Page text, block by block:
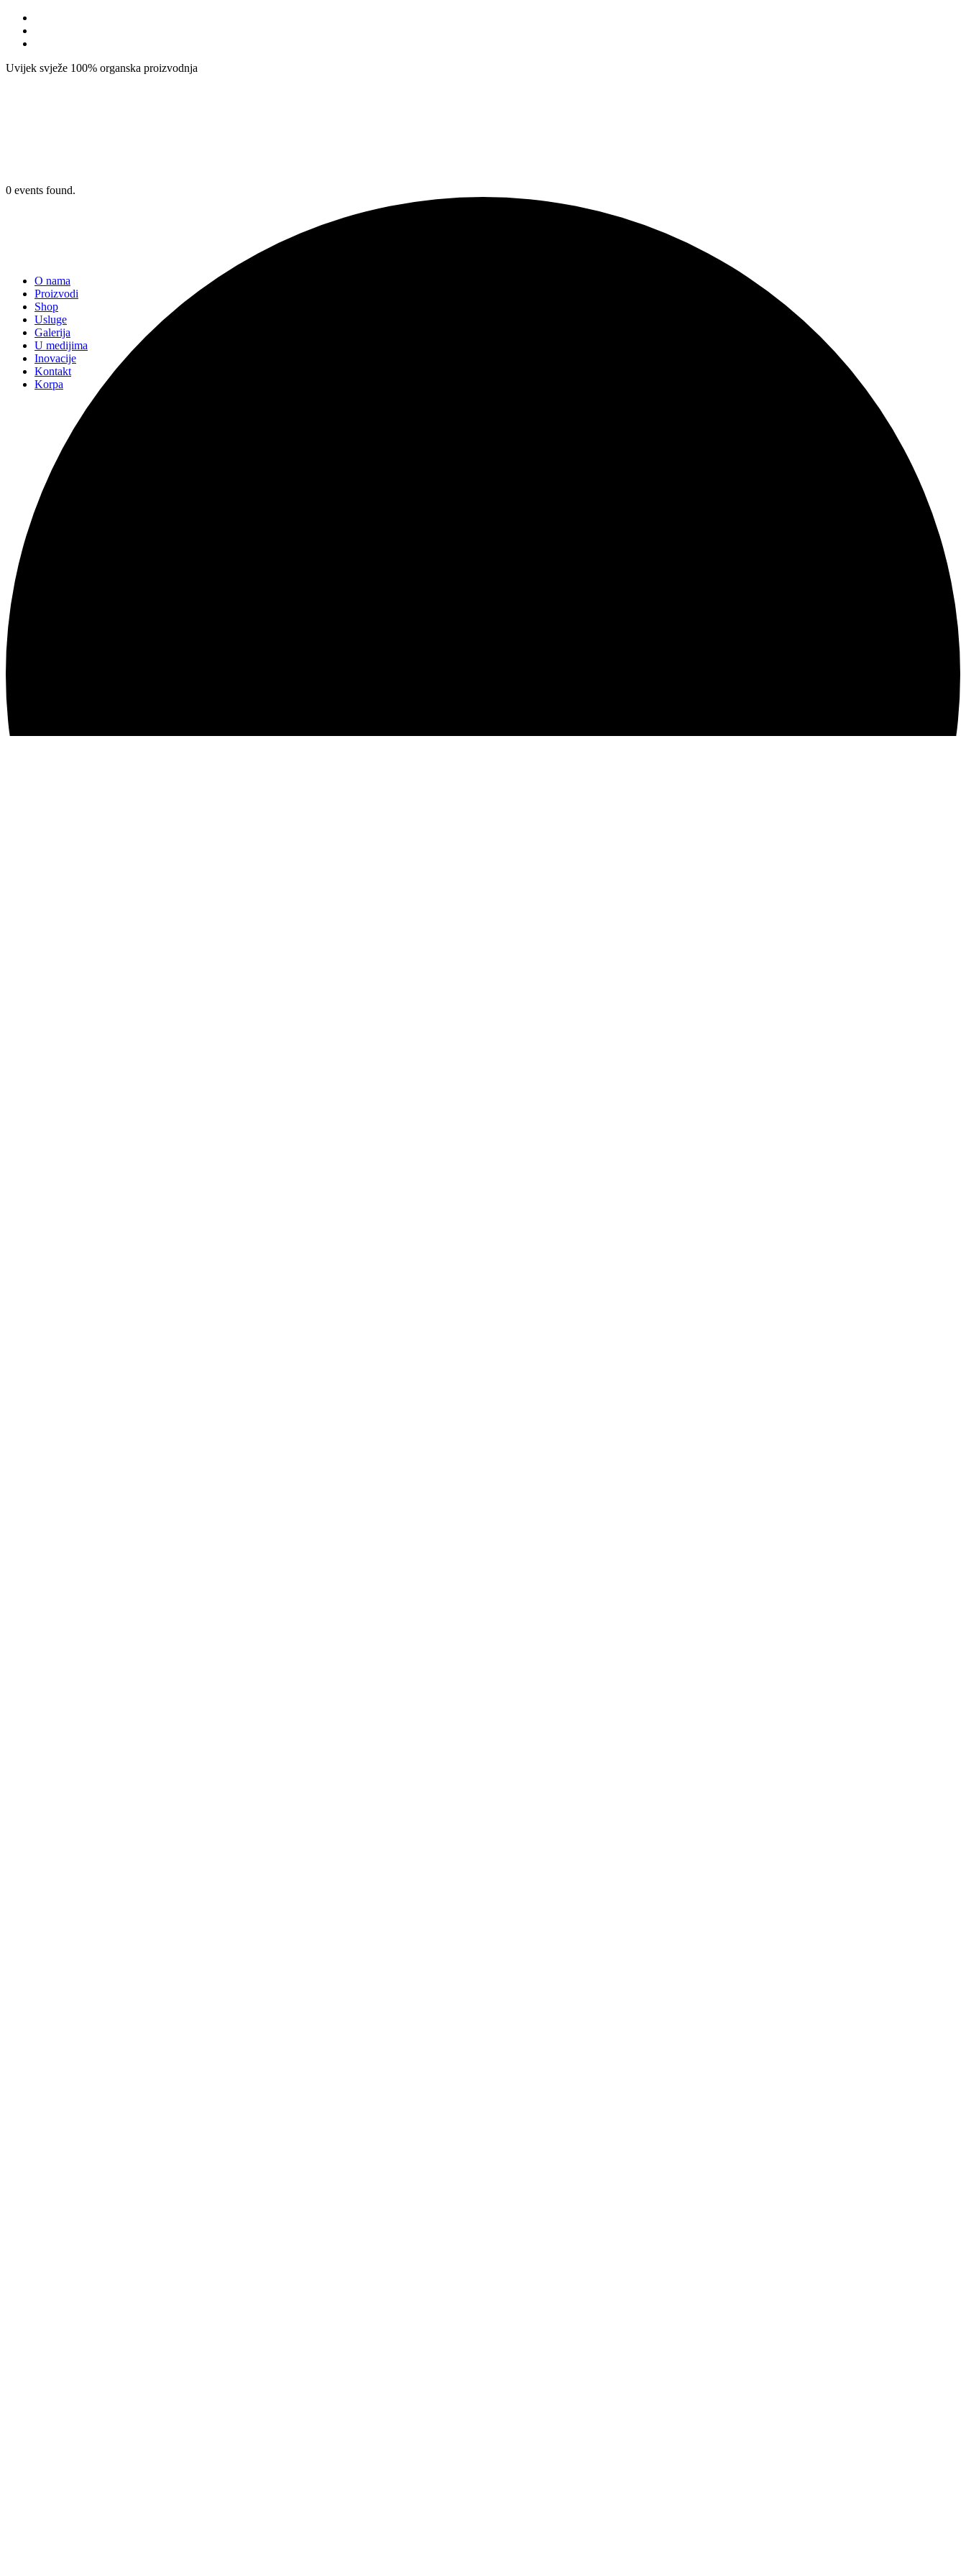
Uvijek svježe 100% organska proizvodnja
O nama
Proizvodi
Shop
Usluge
Galerija
U medijima
Inovacije
Kontakt
Korpa
0 events found.